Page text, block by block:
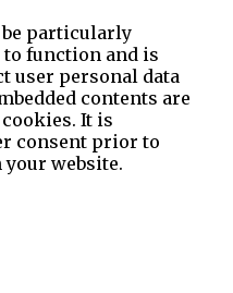
be particularly
to function and is
user personal data
contents are
It is
consent prior to
website.